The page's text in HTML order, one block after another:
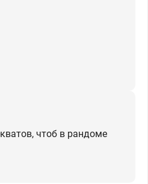
чтоб в рандоме